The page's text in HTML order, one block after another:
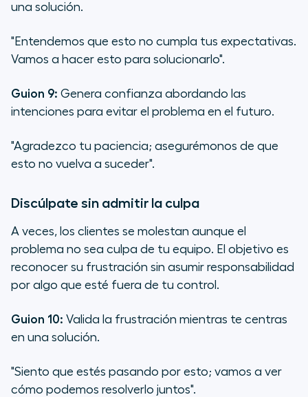
una solución.
"Entendemos que esto no cumpla tus expectativas.
Vamos a hacer esto para solucionarlo".
Guion 9: Genera confianza abordando las
intenciones para evitar el problema en el futuro.
"Agradezco tu paciencia; asegurémonos de que
esto no vuelva a suceder".
Discúlpate sin admitir la culpa
A veces, los clientes se molestan aunque el
problema no sea culpa de tu equipo. El objetivo es
reconocer su frustración sin asumir responsabilidad
por algo que esté fuera de tu control.
Guion 10: Valida la frustración mientras te centras
en una solución.
"Siento que estés pasando por esto; vamos a ver
cómo podemos resolverlo juntos".